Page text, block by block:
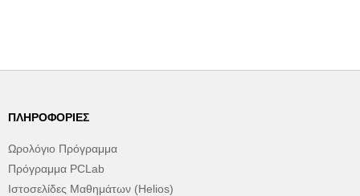
ΠΛΗΡΟΦΟΡΊΕΣ
Ωρολόγιο Πρόγραμμα
Πρόγραμμα PCLab
Ιστοσελίδες Μαθημάτων (Helios)